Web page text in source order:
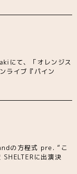
にて、「オレンジス
ライブ『パイン
の方程式 pre. “こ
に出演決